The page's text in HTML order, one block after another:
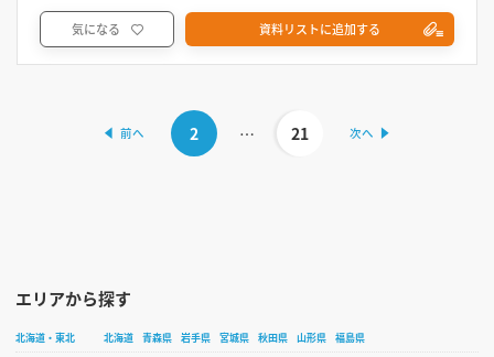
気になる 資料リストに追加する
2 … 21
エリアから探す
北海道・東北 北海道 青森県 岩手県 宮城県 秋田県 山形県
福島県